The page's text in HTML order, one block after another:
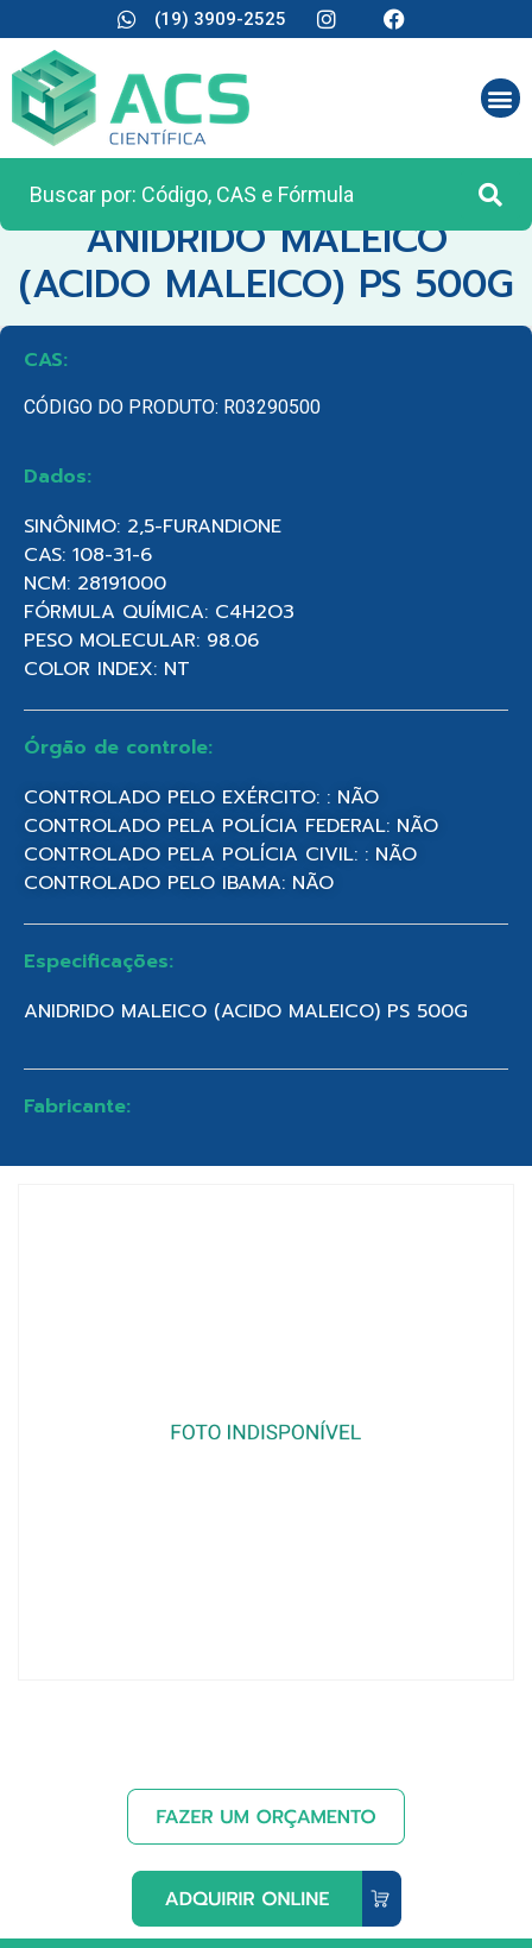
(19) 3909-2525
CATEGORIA:REAGENTES ANALÍTICOS
ANIDRIDO MALEICO
(ACIDO MALEICO) PS 500G
CAS:
CÓDIGO DO PRODUTO: R03290500
Dados:
SINÔNIMO: 2,5-FURANDIONE
CAS: 108-31-6
NCM: 28191000
FÓRMULA QUÍMICA: C4H2O3
PESO MOLECULAR: 98.06
COLOR INDEX: NT
Órgão de controle:
CONTROLADO PELO EXÉRCITO: : NÃO
CONTROLADO PELA POLÍCIA FEDERAL: NÃO
CONTROLADO PELA POLÍCIA CIVIL: : NÃO
CONTROLADO PELO IBAMA: NÃO
Especificações:
ANIDRIDO MALEICO (ACIDO MALEICO) PS 500G
Fabricante: